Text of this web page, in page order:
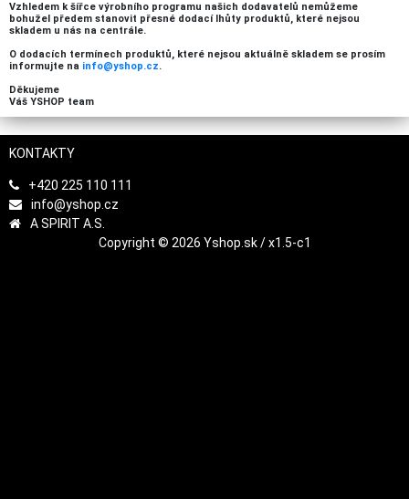
Vzhledem k šířce výrobního programu našich dodavatelů nemůžeme
bohužel předem stanovit přesné dodací lhůty produktů, které nejsou
skladem u nás na centrále.
O dodacích termínech produktů, které nejsou aktuálně skladem se prosím
informujte na info@yshop.cz.
Děkujeme
Váš YSHOP team
KONTAKTY
+420 225 110 111
info@yshop.cz
A SPIRIT A.S.
Copyright © 2026 Yshop.sk / x1.5-c1